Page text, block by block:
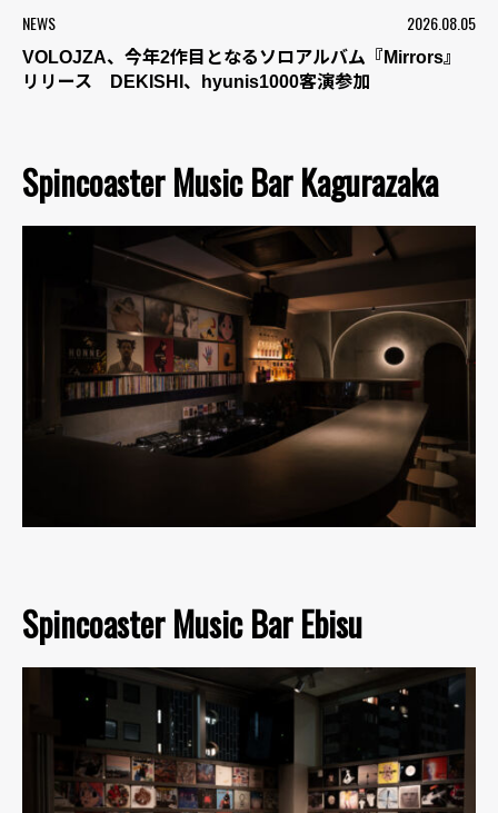
NEWS 2026.08.05
VOLOJZA、今年2作目となるソロアルバム『Mirrors』
リリース DEKISHI、hyunis1000客演参加
Spincoaster Music Bar Kagurazaka
Spincoaster Music Bar Ebisu